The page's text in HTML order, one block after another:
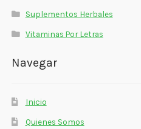
Suplementos Herbales
Vitaminas Por Letras
Navegar
Inicio
Quienes Somos